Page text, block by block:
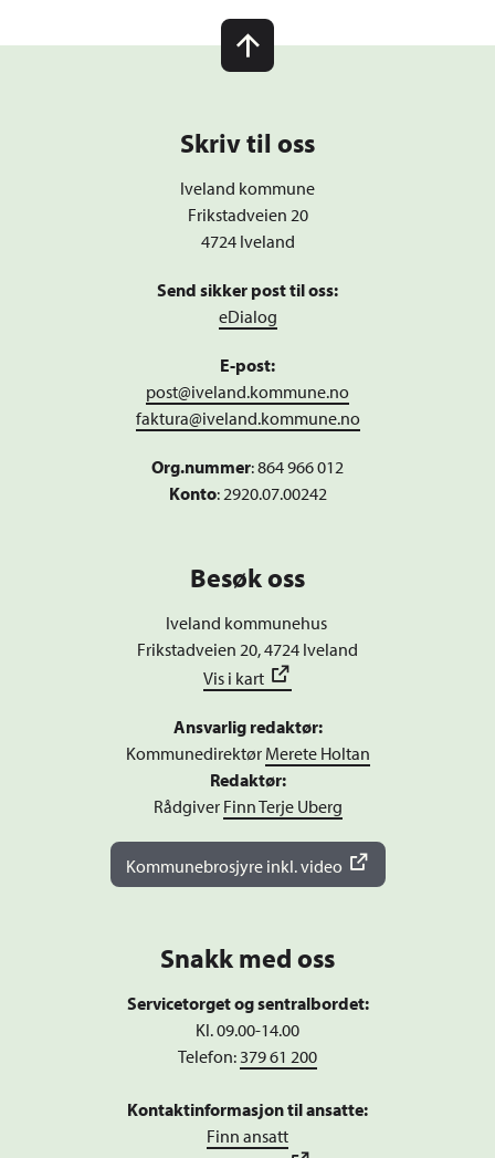
Skriv til oss
Iveland kommune
Frikstadveien 20
4724 Iveland
Send sikker post til oss:
eDialog
E-post:
post@iveland.kommune.no
faktura@iveland.kommune.no
Org.nummer:864 966 012
Konto: 2920.07.00242
Besøk oss
Iveland kommunehus
Frikstadveien 20, 4724 Iveland
Vis i kart
Ansvarlig redaktør:
Kommunedirektør Merete Holtan
Redaktør:
Rådgiver Finn Terje Uberg
Kommunebrosjyre inkl. video
Snakk med oss
Servicetorget og sentralbordet:
Kl. 09.00-14.00
Telefon:379 61 200
Kontaktinformasjon til ansatte:
Finn ansatt